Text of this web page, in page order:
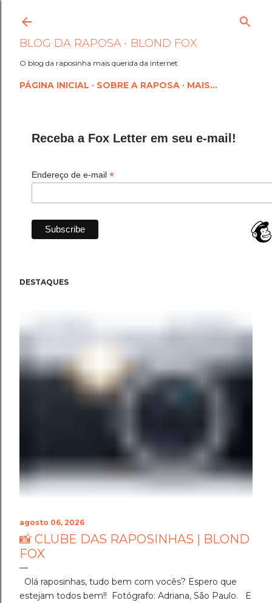
Pular para o conteúdo
BLOG DA RAPOSA • BLOND FOX
O blog da raposinha mais querida da internet
PÁGINA INICIAL SOBRE A RAPOSA MAIS…
Receba a Fox Letter em seu e-mail!
Endereço de e-mail *
DESTAQUES
agosto 06, 2026
📸 CLUBE DAS RAPOSINHAS | BLOND
FOX
Olá raposinhas, tudo bem com vocês? Espero que
estejam todos bem!! Fotógrafo: Adriana, São Paulo. E